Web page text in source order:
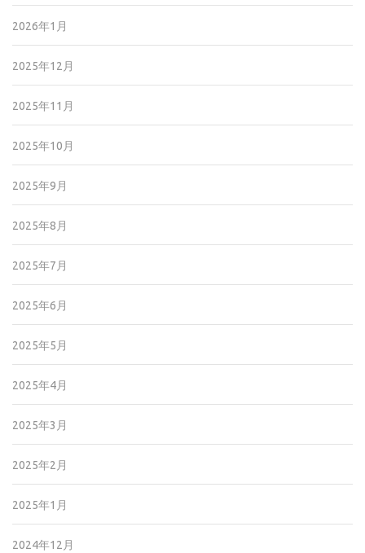
2026年1月
2025年12月
2025年11月
2025年10月
2025年9月
2025年8月
2025年7月
2025年6月
2025年5月
2025年4月
2025年3月
2025年2月
2025年1月
2024年12月